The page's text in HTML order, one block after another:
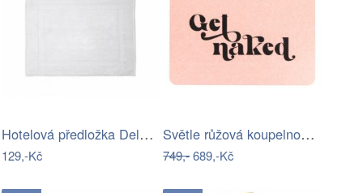
Hotelová předložka Deluxe 50 x 70 cm…
129,-Kč
Světle růžová koupelnová předložka z…
749,-689,-Kč